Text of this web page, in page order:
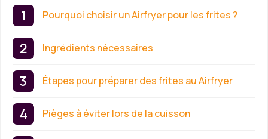
Pourquoi choisir un Airfryer pour les frites ?
Ingrédients nécessaires
Étapes pour préparer des frites au Airfryer
Pièges à éviter lors de la cuisson